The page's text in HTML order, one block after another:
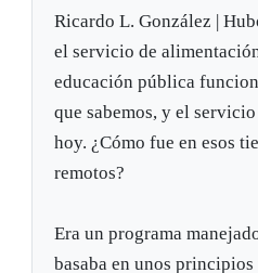
Ricardo L. González |
el servicio de
educación pública
que sabemos, y el
hoy. ¿Cómo fue en esos
remotos?
Era un programa
basaba en unos